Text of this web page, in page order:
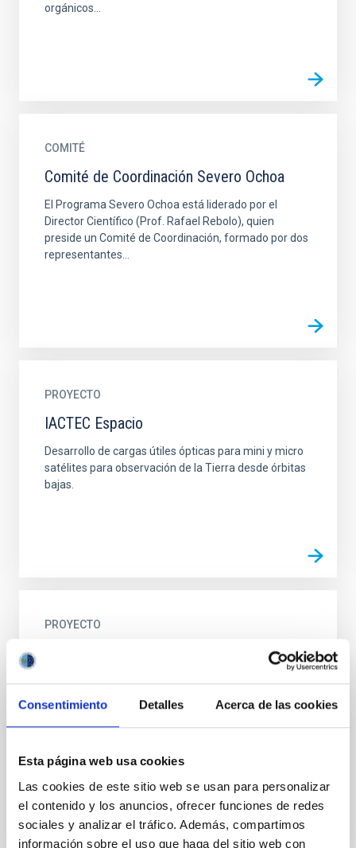
Consentimiento Detalles Acerca de las cookies
Esta página web usa cookies
Las cookies de este sitio web se usan para personalizar
el contenido y los anuncios, ofrecer funciones de redes
sociales y analizar el tráfico. Además, compartimos
información sobre el uso que haga del sitio web con
orgánicos...
COMITÉ
Comité de Coordinación Severo Ochoa
El Programa Severo Ochoa está liderado por el
Director Científico (Prof. Rafael Rebolo), quien
preside un Comité de Coordinación, formado por dos
representantes...
PROYECTO
IACTEC Espacio
Desarrollo de cargas útiles ópticas para mini y micro
satélites para observación de la Tierra desde órbitas
bajas.
PROYECTO
IACTEC Grandes Telescopios: Cherenkov
CTAO es un proyecto global a gran escala para